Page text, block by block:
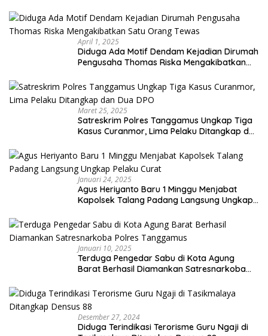
April 1, 2025
Diduga Ada Motif Dendam Kejadian Dirumah
Pengusaha Thomas Riska Mengakibatkan
Maret 25, 2025
Satreskrim Polres Tanggamus Ungkap Tiga
Kasus Curanmor, Lima Pelaku Ditangkap dan
Januari 24, 2025
Agus Heriyanto Baru 1 Minggu Menjabat
Kapolsek Talang Padang Langsung Ungkap
Januari 10, 2025
Terduga Pengedar Sabu di Kota Agung
Barat Berhasil Diamankan Satresnarkoba
Desember 27, 2024
Diduga Terindikasi Terorisme Guru Ngaji di